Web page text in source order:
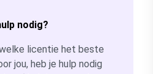
nodig?
licentie het beste
jou, heb je hulp nodig